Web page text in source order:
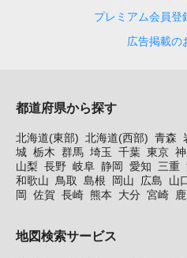
プレミアム会員登
広告掲載の
都道府県から探す
北海道(東部) 北海道(西部) 青森
城 栃木 群馬 埼玉 千葉 東京 神
山梨 長野 岐阜 静岡 愛知 三重
和歌山
鳥取 島根 岡山 広島 山
岡
佐賀 長崎 熊本 大分 宮崎
地図検索サービス